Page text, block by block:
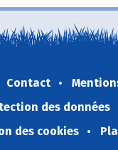
Contact
des données
des cookies